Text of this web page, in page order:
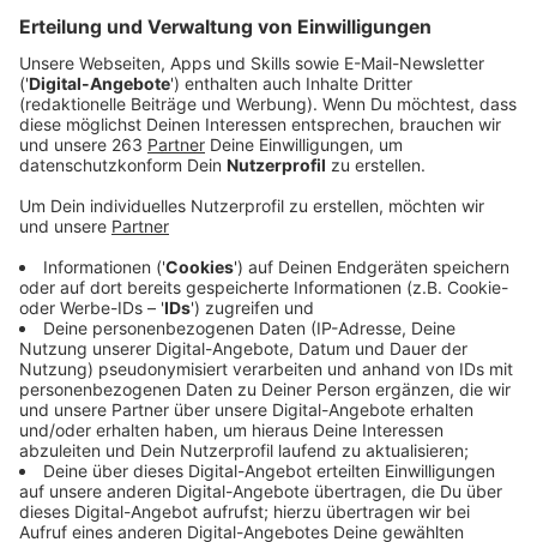
Anzeige
Mit mittlerweile vier ausgekoppelten Singles hat
Justin Bieber seine Millionenschar an Fans in den
vergangenen Monaten über Wasser gehalten, doch
"Justice" ist nun veröffentlicht.
"Mein Ziel bei diesem Album ist es, Musik zu machen,
die Trost spendet. Ich möchte Songs machen, mit
denen sich die Leute identifizieren können und mit
denen sie sich weniger allein fühlen", hat Bieber im
Vorfeld erklärt und damit seine Vorstellungen und
Visionen für "Justice" Ausdruck verliehen. Auf der
Platte des Superstars sind wenig überraschend einige
Hochkaräter dabei - unter anderem Chance The